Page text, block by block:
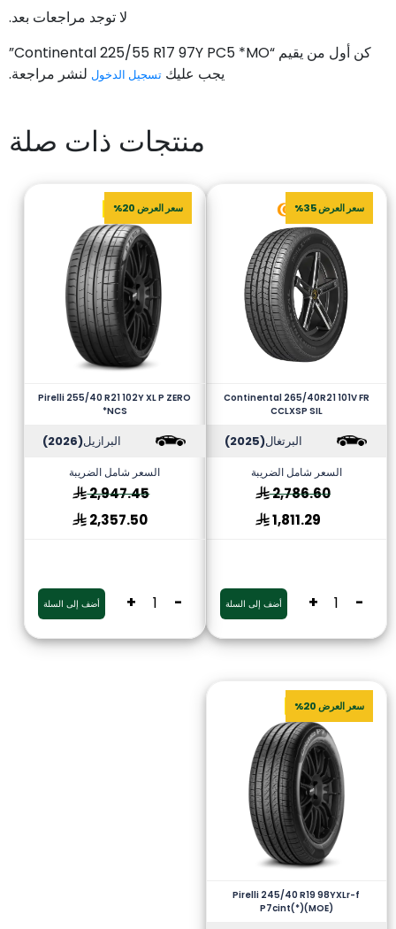
لا توجد مراجعات بعد.
كن أول من يقيم “Continental 225/55 R17 97Y PC5 *MO”
يجب عليك تسجيل الدخول لنشر مراجعة.
منتجات ذات صلة
سعر العرض 35%
Continental 265/40R21 101V FR
CCLXSP SIL
البرتغال(2025)
السعر شامل الضريبة
2,786.60
1,811.29
-
+ أضف إلى السلة
سعر العرض 20%
Pirelli 255/40 R21 102Y XL P ZERO
*NCS
البرازيل(2026)
السعر شامل الضريبة
2,947.45
2,357.50
-
+ أضف إلى السلة
سعر العرض 20%
Pirelli 245/40 R19 98YXLr-f
P7cint(*)(MOE)